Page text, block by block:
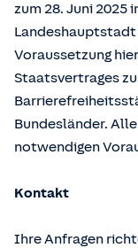
zum 28. Juni 2025
Landeshauptstadt
Voraussetzung
Staatsvertrages
Bundesländer.
notwendigen
Kontakt
Ihre Anfragen